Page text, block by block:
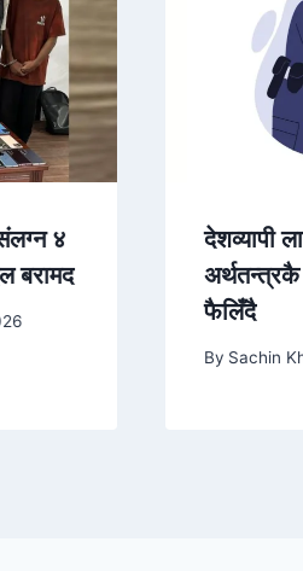
४
बरामद
देशव्यापी
फैलिँदै
By Sachin